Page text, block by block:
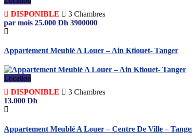
DISPONIBLE
3 Chambres
par mois 25.000 Dh 3900000
Appartement Meublé A Louer – Ain Ktiouet- Tanger
Location
DISPONIBLE
3 Chambres
13.000 Dh
Appartement Meublé A Louer – Centre De Ville –